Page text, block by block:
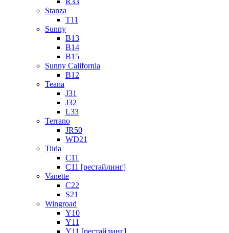
Stanza
T11
Sunny
B13
B14
B15
Sunny California
B12
Teana
J31
J32
L33
Terrano
JR50
WD21
Tiida
C11
C11 [рестайлинг]
Vanette
C22
S21
Wingroad
Y10
Y11
Y11 [рестайлинг]